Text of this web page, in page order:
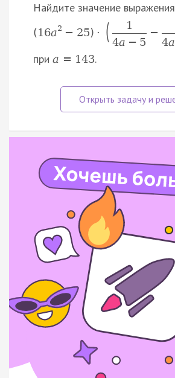
Найдите значение выражения
(16a2 − 25) · (
1
4a − 5
−
4a
при a = 143.